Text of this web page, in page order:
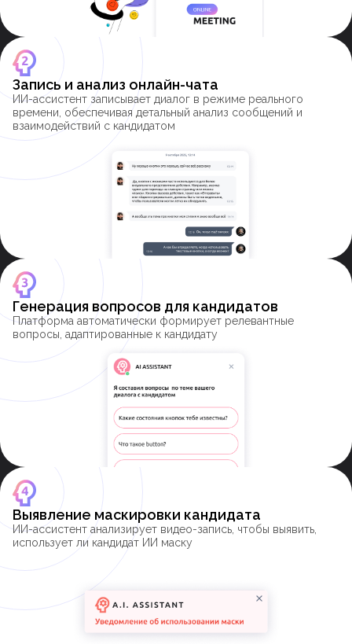
Запись и анализ онлайн-чата
ИИ-ассистент записывает диалог в режиме реального
времени, обеспечивая детальный анализ сообщений и
взаимодействий с кандидатом
Генерация вопросов для кандидатов
Платформа автоматически формирует релевантные
вопросы, адаптированные к кандидату
Выявление маскировки кандидата
ИИ-ассистент анализирует видео-запись, чтобы выявить,
использует ли кандидат ИИ маску